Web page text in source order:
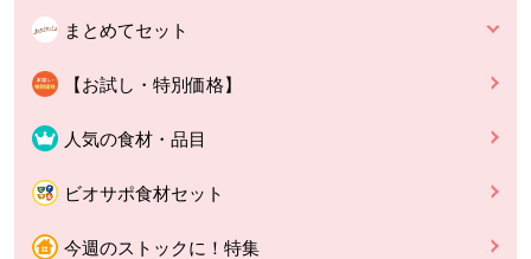
まとめてセット
【お試し・特別価格】
人気の食材・品目
ビオサポ食材セット
今週のストックに！特集